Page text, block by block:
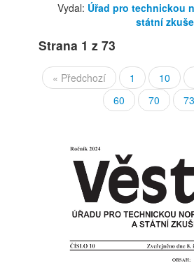
Vydal: Úřad pro technickou
státní
Strana 1 z 73
« Předchozí 1 10
60
70 73